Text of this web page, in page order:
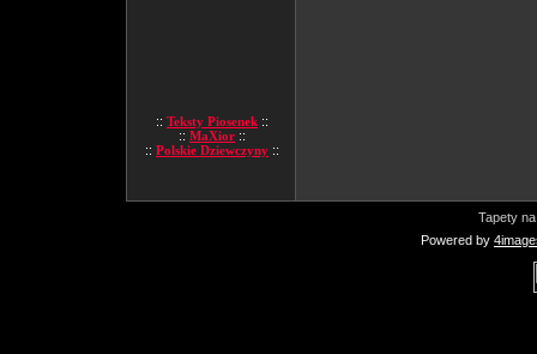
:: Teksty Piosenek ::
:: MaXior ::
:: Polskie Dziewczyny ::
Tapety
Powered by